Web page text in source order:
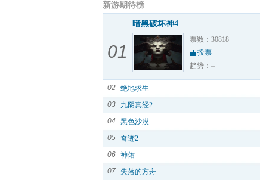
新游期待榜
01
暗黑破坏神4
票数：30818
投票
趋势：
02 绝地求生
03
九阴真经2
04
黑色沙漠
05 奇迹2
06 神佑
07
失落的方舟